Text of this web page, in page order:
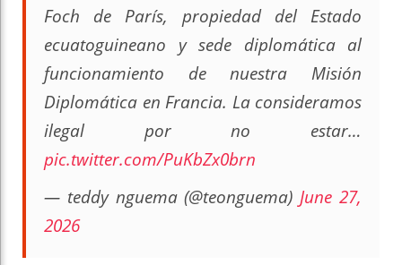
Foch de París, propiedad del Estado
ecuatoguineano y sede diplomática al
funcionamiento de nuestra Misión
Diplomática en Francia. La consideramos
ilegal por no estar…
pic.twitter.com/PuKbZx0brn
— teddy nguema (@teonguema) June 27,
2026